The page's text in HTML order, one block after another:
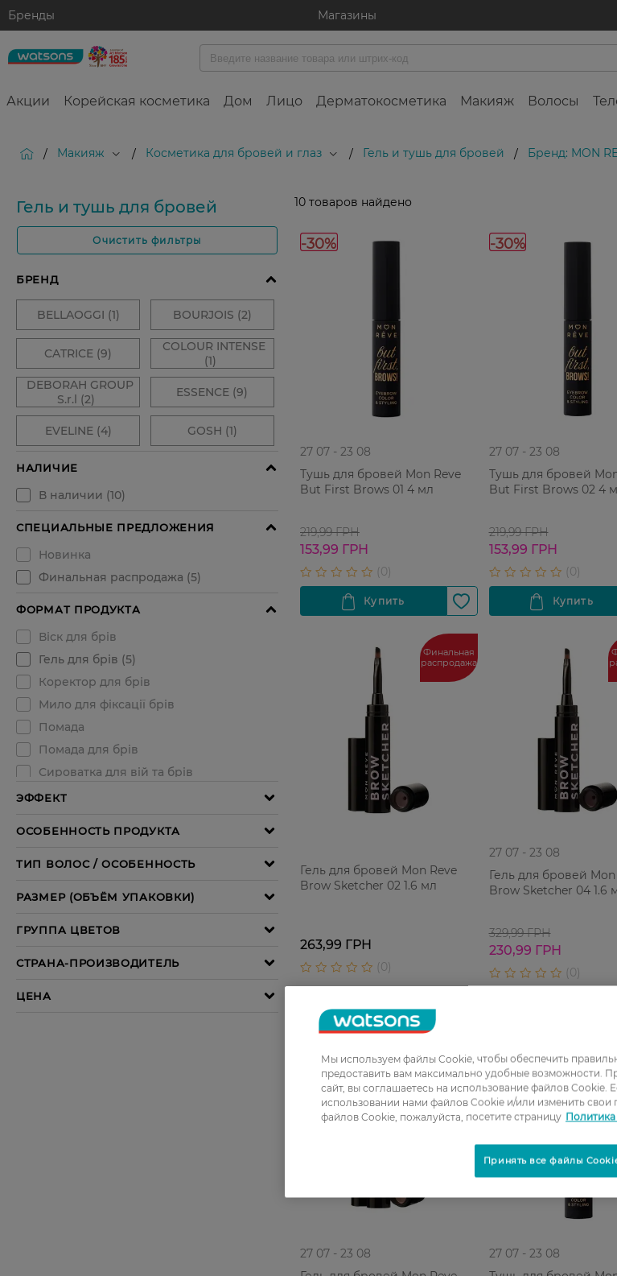
Бренды Магазины
Акции Корейская косметика Дом Лицо Дерматокосметика Макияж Волосы
/ Макияж / Косметика для бровей и глаз / Гель и тушь для бровей / Бренд: MON
Гель и тушь для бровей
Очистить фильтры
10 товаров найдено
-30%
27 07 - 23 08
Тушь для бровей Mon Reve
But First Brows 01 4 мл
219,99 ГРН
153,99 ГРН
-30%
27 07 - 23 08
Тушь для бровей
But First Brows 02 4
219,99 ГРН
153,99 ГРН
Финальная
распродажа
Гель для бровей Mon Reve
Brow Sketcher 02 1.6 мл
263,99 ГРН
27 07 - 23 08
Гель для бровей Mon
Brow Sketcher 04 1.6
329,99 ГРН
230,99 ГРН
Финальная
распродажа
27 07 - 23 08
27 07 - 23 08
Мы используем файлы Cookie, чтобы обеспечить
предоставить вам максимально удобные возможности.
сайт, вы соглашаетесь на использование файлов Cookie.
использовании нами файлов Cookie и/или изменить
файлов Cookie, пожалуйста, посетите страницу
Принять все файлы